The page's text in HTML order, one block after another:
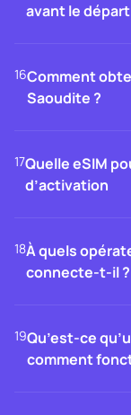
avant le départ
16Comment
Saoudite ?
17Quelle eSIM
d’activation
18À quels
connecte-t-il ?
19Qu’est-ce
comment